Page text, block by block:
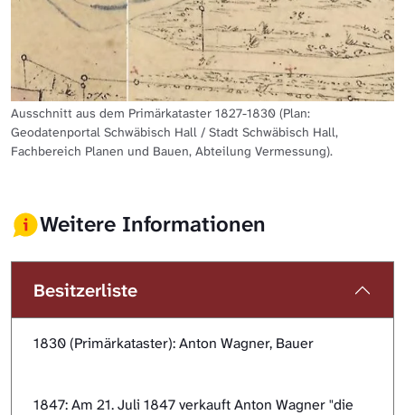
Ausschnitt aus dem Primärkataster 1827-1830 (Plan:
Geodatenportal Schwäbisch Hall / Stadt Schwäbisch Hall,
Fachbereich Planen und Bauen, Abteilung Vermessung).
Weitere Informationen
Besitzerliste
1830 (Primärkataster): Anton Wagner, Bauer
1847: Am 21. Juli 1847 verkauft Anton Wagner "die